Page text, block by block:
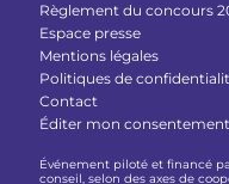
Règlement du concours
Espace presse
Mentions légales
Politiques de
Contact
Éditer mon consentement
Événement piloté et financé
conseil, selon des axes de